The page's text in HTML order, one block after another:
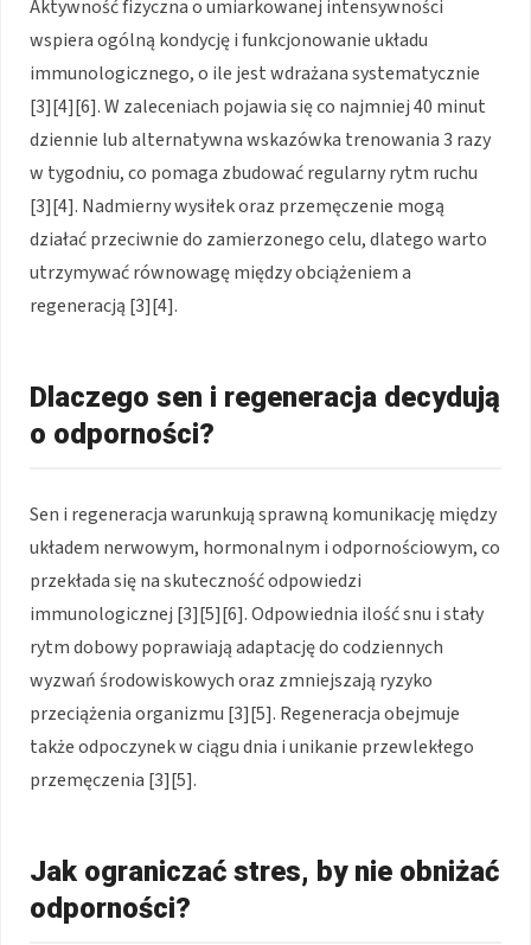
Aktywność fizyczna o umiarkowanej intensywności
wspiera ogólną kondycję i funkcjonowanie układu
immunologicznego, o ile jest wdrażana systematycznie
[3][4][6]. W zaleceniach pojawia się co najmniej 40 minut
dziennie lub alternatywna wskazówka trenowania 3 razy
w tygodniu, co pomaga zbudować regularny rytm ruchu
[3][4]. Nadmierny wysiłek oraz przemęczenie mogą
działać przeciwnie do zamierzonego celu, dlatego warto
utrzymywać równowagę między obciążeniem a
regeneracją [3][4].
Dlaczego sen i regeneracja decydują
o odporności?
Sen i regeneracja warunkują sprawną komunikację między
układem nerwowym, hormonalnym i odpornościowym, co
przekłada się na skuteczność odpowiedzi
immunologicznej [3][5][6]. Odpowiednia ilość snu i stały
rytm dobowy poprawiają adaptację do codziennych
wyzwań środowiskowych oraz zmniejszają ryzyko
przeciążenia organizmu [3][5]. Regeneracja obejmuje
także odpoczynek w ciągu dnia i unikanie przewlekłego
przemęczenia [3][5].
Jak ograniczać stres, by nie obniżać
odporności?